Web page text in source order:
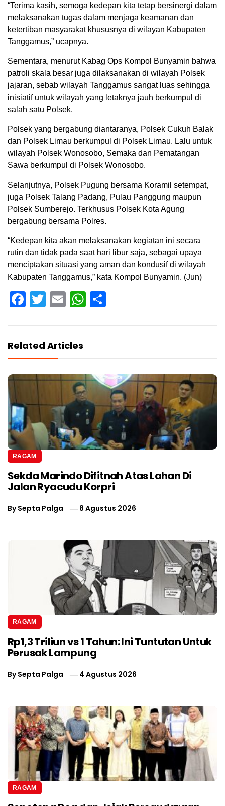
“Terima kasih, semoga kedepan kita tetap bersinergi dalam
melaksanakan tugas dalam menjaga keamanan dan
ketertiban masyarakat khususnya di wilayan Kabupaten
Tanggamus,” ucapnya.
Sementara, menurut Kabag Ops Kompol Bunyamin bahwa
patroli skala besar juga dilaksanakan di wilayah Polsek
jajaran, sebab wilayah Tanggamus sangat luas sehingga
inisiatif untuk wilayah yang letaknya jauh berkumpul di
salah satu Polsek.
Polsek yang bergabung diantaranya, Polsek Cukuh Balak
dan Polsek Limau berkumpul di Polsek Limau. Lalu untuk
wilayah Polsek Wonosobo, Semaka dan Pematangan
Sawa berkumpul di Polsek Wonosobo.
Selanjutnya, Polsek Pugung bersama Koramil setempat,
juga Polsek Talang Padang, Pulau Panggung maupun
Polsek Sumberejo. Terkhusus Polsek Kota Agung
bergabung bersama Polres.
“Kedepan kita akan melaksanakan kegiatan ini secara
rutin dan tidak pada saat hari libur saja, sebagai upaya
menciptakan situasi yang aman dan kondusif di wilayah
Kabupaten Tanggamus,” kata Kompol Bunyamin. (Jun)
Facebook
Twitter
EmailWhatsApp
Related Articles
RAGAM
Sekda Marindo Difitnah Atas Lahan Di
Jalan Ryacudu Korpri
BySepta Palga 8 Agustus 2026
RAGAM
Rp1,3 Triliun vs 1 Tahun: Ini Tuntutan Untuk
Perusak Lampung
BySepta Palga 4 Agustus 2026
RAGAM